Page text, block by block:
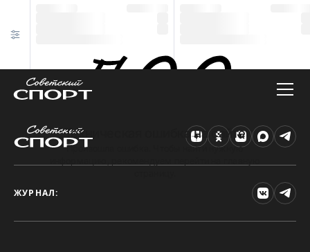
Техническая ошибка на сайте
Произошла ошибка. Чтобы найти нужную
ЖУРНАЛ: